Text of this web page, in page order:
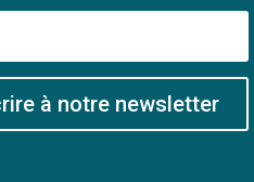
à notre newsletter